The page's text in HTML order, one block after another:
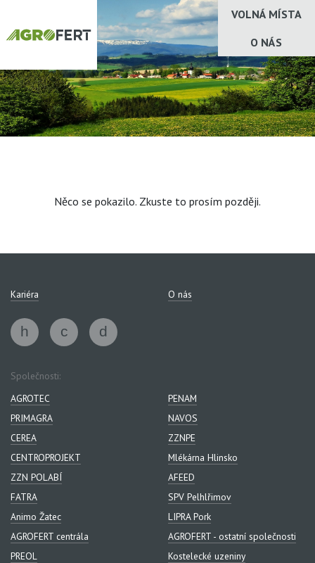
VOLNÁ MÍSTA
O NÁS
Něco se pokazilo. Zkuste to prosím později.
Kariéra O nás
Společnosti:
AGROTEC
PENAM
PRIMAGRA
NAVOS
CEREA
ZZNPE
CENTROPROJEKT
Mlékárna Hlinsko
ZZN POLABÍ
AFEED
FATRA
SPV Pelhlřimov
Animo Žatec
LIPRA Pork
AGROFERT centrála
AGROFERT - ostatní společnosti
PREOL
Kostelecké uzeniny